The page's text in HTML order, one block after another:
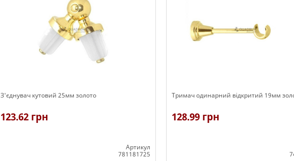
З'єднувач кутовий 25мм золото
123.62 грн
Артикул
781181725
Тримач одинарний відкритий 19мм
128.99 грн